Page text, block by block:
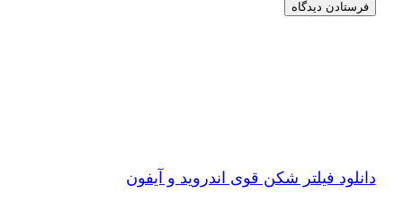
دانلود فیلتر شکن قوی اندروید و آیفون